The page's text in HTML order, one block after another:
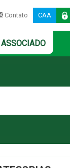
Contato CAA